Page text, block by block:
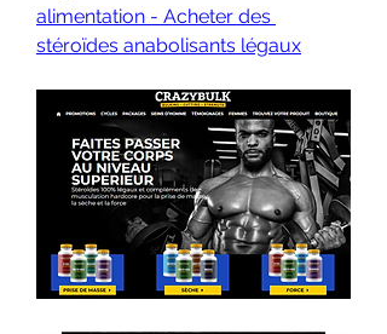
alimentation - Acheter des
stéroïdes anabolisants légaux